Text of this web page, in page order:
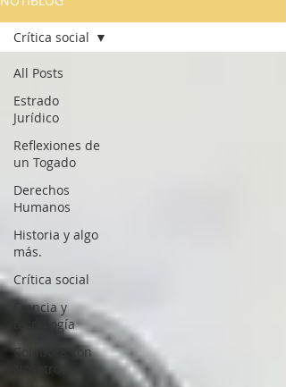
All Posts
Estrado
Jurídico
Reflexiones de
un Togado
Derechos
Humanos
Historia y algo
más.
Crítica social
Ciencia y
tecnología
Colabora con
Nosotros
Crítica social